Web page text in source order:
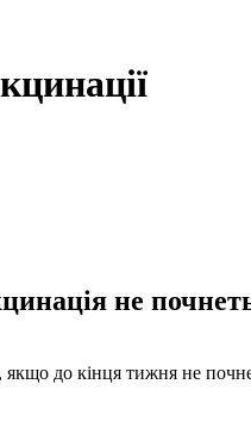
не
до кінця тижня не